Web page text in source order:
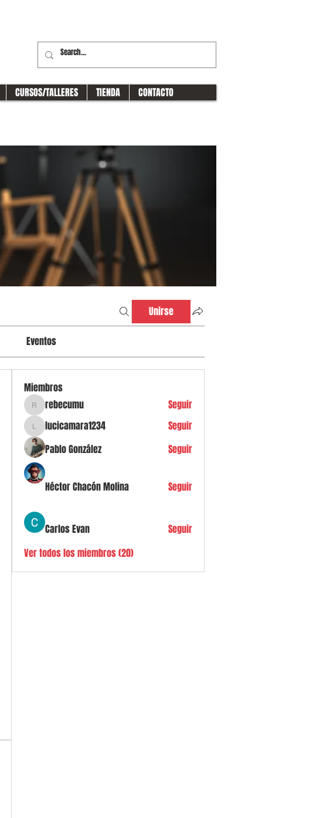
CURSOS/TALLERES TIENDA CONTACTO
Unirse
Eventos
Miembros
rebecumu
rebecumu Seguir
lucicamara1234
lucicamara1234
Seguir
Pablo González
Seguir
Héctor Chacón Molina Seguir
Carlos Evan
Seguir
Ver todos los miembros (20)